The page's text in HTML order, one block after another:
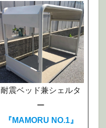
耐震ベッド兼シェルタ
ー
『MAMORU NO.1』